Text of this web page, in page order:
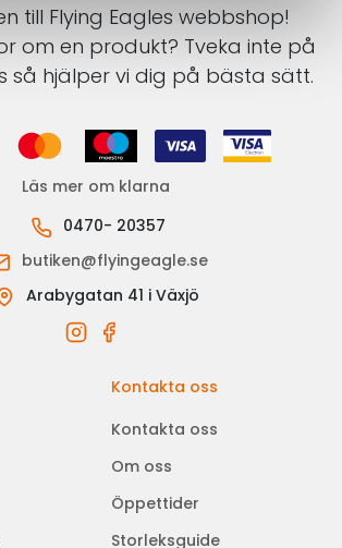
till Flying Eagles webbshop!
om en produkt? Tveka inte på
så hjälper vi dig på bästa sätt.
Läs mer om klarna
0470- 20357
butiken@flyingeagle.se
Arabygatan 41 i Växjö
Kontakta oss
Kontakta oss
Om oss
Öppettider
Storleksguide